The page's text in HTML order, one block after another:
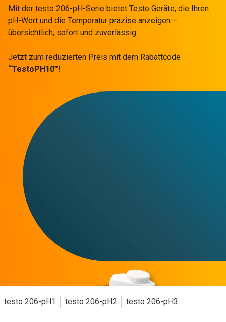
Mit der testo 206-pH-Serie bietet Testo Geräte, die Ihren
pH-Wert und die Temperatur präzise anzeigen –
übersichtlich, sofort und zuverlässig.
Jetzt zum reduzierten Preis mit dem Rabattcode
“TestoPH10”!
testo 206-pH1 testo 206-pH2 testo 206-pH3